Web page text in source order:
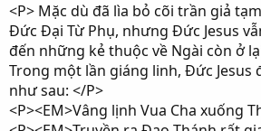
<P> Mặc dù đã lìa bỏ cõi trần giả
Đức Đại Từ Phụ, nhưng Đức Jesus
đến những kẻ thuộc về Ngài còn ở
Trong một lần giáng linh, Đức Jesus
như sau: </P>
<P><EM>Vâng lịnh Vua Cha xuống